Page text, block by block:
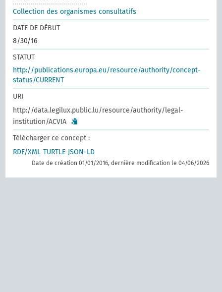
Collection des organismes consultatifs
DATE DE DÉBUT
8/30/16
STATUT
http://publications.europa.eu/resource/authority/concept-
status/CURRENT
URI
http://data.legilux.public.lu/resource/authority/legal-
institution/ACVIA
Télécharger ce concept :
RDF/XML TURTLE JSON-LD
Date de création 01/01/2016, dernière modification le 04/06/2026